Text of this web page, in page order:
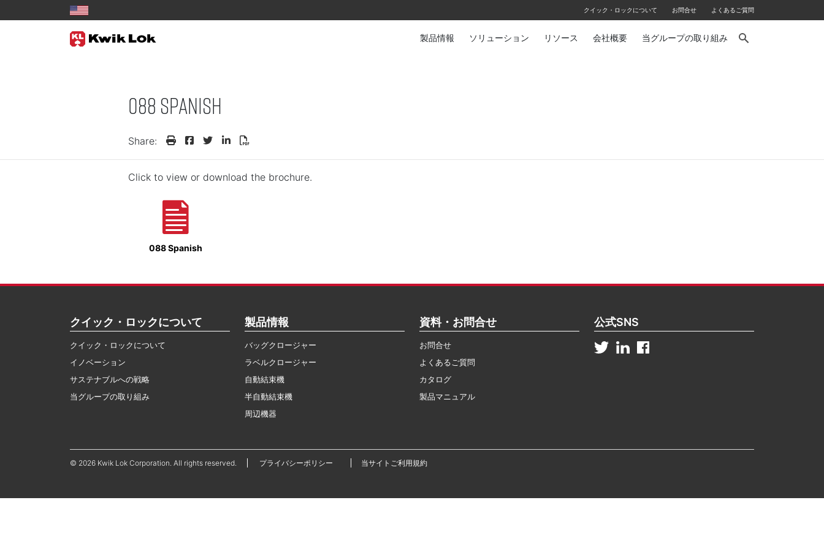
クイック・ロックについて お問合せ よくあるご質問
製品情報 ソリューション リソース 会社概要 当グループの取り組み
088 Spanish
Share:
Click to view or download the brochure.
088 Spanish
クイック・ロックについて
クイック・ロックについて
イノベーション
サステナブルへの戦略
当グループの取り組み
製品情報
バッグクロージャー
ラベルクロージャー
自動結束機
半自動結束機
周辺機器
資料・お問合せ
お問合せ
よくあるご質問
カタログ
製品マニュアル
公式SNS
© 2026 Kwik Lok Corporation. All rights reserved. プライバシーポリシー 当サイトご利用規約